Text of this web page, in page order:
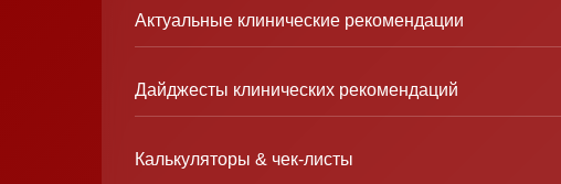
Актуальные клинические рекомендации
Дайджесты клинических рекомендаций
Калькуляторы & чек-листы